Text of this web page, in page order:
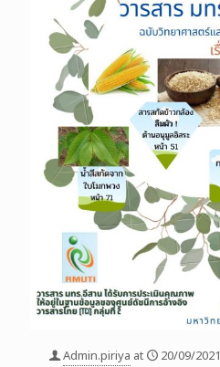
Admin.piriya at
20/09/2021